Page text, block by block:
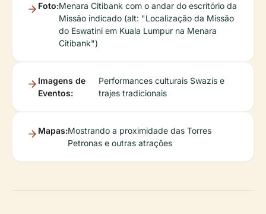
Foto:Menara Citibank com o andar do escritório da
Missão indicado (alt: "Localização da Missão
do Eswatini em Kuala Lumpur na Menara
Citibank")
Imagens de
Eventos:
Performances culturais Swazis e
trajes tradicionais
Mapas:Mostrando a proximidade das Torres
Petronas e outras atrações